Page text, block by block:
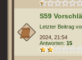
S59
Letzter Beitrag
2024, 21:54
Antworten: 15